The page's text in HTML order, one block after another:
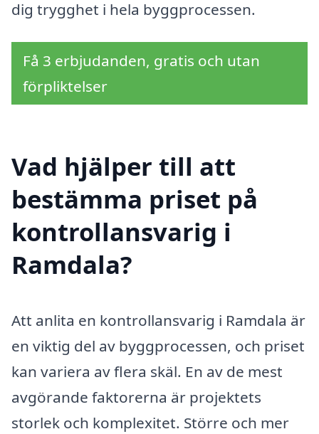
dig trygghet i hela byggprocessen.
Få 3 erbjudanden, gratis och utan
förpliktelser
Vad hjälper till att
bestämma priset på
kontrollansvarig i
Ramdala?
Att anlita en kontrollansvarig i Ramdala är
en viktig del av byggprocessen, och priset
kan variera av flera skäl. En av de mest
avgörande faktorerna är projektets
storlek och komplexitet. Större och mer